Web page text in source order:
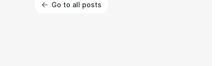
Go to all posts